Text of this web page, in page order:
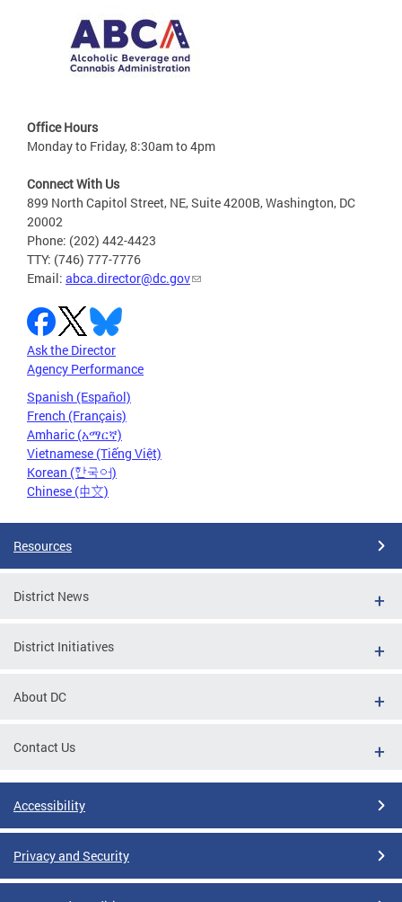
Office Hours
Monday to Friday, 8:30am to 4pm
Connect With Us
899 North Capitol Street, NE, Suite 4200B, Washington, DC
20002
Phone: (202) 442-4423
TTY: (746) 777-7776
Email: abca.director@dc.gov
Ask the Director
Agency Performance
Spanish (Español)
French (Français)
Amharic (አማርኛ)
Vietnamese (Tiếng Việt)
Korean (한국어)
Chinese (中文)
Resources
District News
District Initiatives
About DC
Contact Us
Accessibility
Privacy and Security